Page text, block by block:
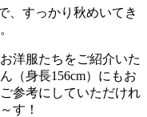
、すっかり秋めいてき
洋服たちをご紹介いた
（身長156cm）にもお
参考にしていただけれ
す！